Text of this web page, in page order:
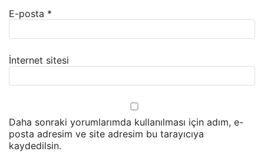
E-posta *
İnternet sitesi
Daha sonraki yorumlarımda kullanılması için adım, e-
posta adresim ve site adresim bu tarayıcıya
kaydedilsin.